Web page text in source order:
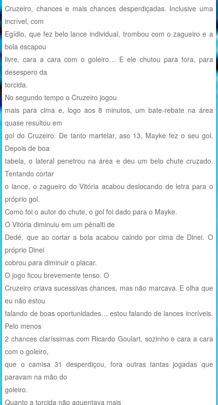
Cruzeiro, chances e mais chances desperdiçadas. Inclusive uma
incrível, com
Egídio, que fez belo lance individual, trombou com o zagueiro e a
bola escapou
livre, cara a cara com o goleiro… E ele chutou para fora, para
desespero da
torcida.
No segundo tempo o Cruzeiro jogou
mais para cima e, logo aos 8 minutos, um bate-rebate na área
quase resultou em
gol do Cruzeiro. De tanto martelar, aso 13, Mayke fez o seu gol.
Depois de boa
tabela, o lateral penetrou na área e deu um belo chute cruzado.
Tentando cortar
o lance, o zagueiro do Vitória acabou deslocando de letra para o
próprio gol.
Como foi o autor do chute, o gol foi dado para o Mayke.
O Vitória diminuiu em um pênalti de
Dedé, que ao cortar a bola acabou caindo por cima de Dinei. O
próprio Dinei
cobrou para diminuir o placar.
O jogo ficou brevemente tenso. O
Cruzeiro criava sucessivas chances, mas não marcava. E olha que
eu não estou
falando de boas oportunidades… estou falando de lances incríveis.
Pelo menos
2 chances claríssimas com Ricardo Goulart, sozinho e cara a cara
com o goleiro,
que o camisa 31 desperdiçou, fora outras tantas jogadas que
paravam na mão do
goleiro.
Quanto a torcida não aguentava mais